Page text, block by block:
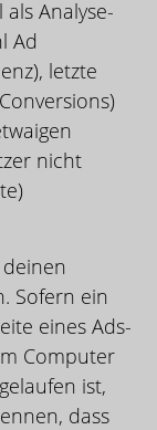
Analyse-
Ad
letzte
nicht
Sofern ein
eines Ads-
Computer
ist,
dass